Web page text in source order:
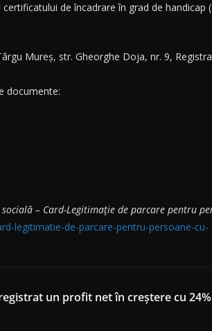
de încadrare în grad de handicap
Mureș, str. Gheorghe Doja, nr. 9,
documente:
– Card-Legitimație de parcare pentru
legitimatie-de-parcare-pentru-persoane-cu-
un profit net în creștere cu